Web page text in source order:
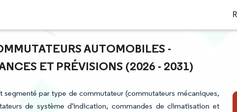
AUTOMOBILES -
ET PRÉVISIONS (2026 - 2031)
par type de commutateur (commutateurs mécaniques,
de système d'indication, commandes de climatisation et